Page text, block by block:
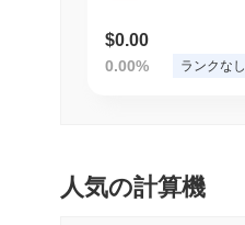
$0.00
0.00% ランクなし
人気の計算機